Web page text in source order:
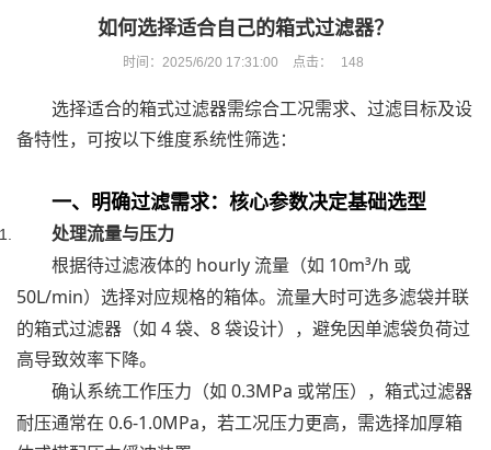
如何选择适合自己的箱式过滤器？
时间：2025/6/20 17:31:00 点击： 148
选择适合的箱式过滤器需综合工况需求、过滤目标及设
备特性，可按以下维度系统性筛选：
一、明确过滤需求：核心参数决定基础选型
处理流量与压力
根据待过滤液体的 hourly 流量（如 10m³/h 或
50L/min）选择对应规格的箱体。流量大时可选多滤袋并联
的箱式过滤器（如 4 袋、 8 袋设计），避免因单滤袋负荷过
高导致效率下降。
确认系统工作压力（如 0.3MPa 或常压），箱式过滤器
耐压通常在 0.6-1.0MPa，若工况压力更高，需选择加厚箱